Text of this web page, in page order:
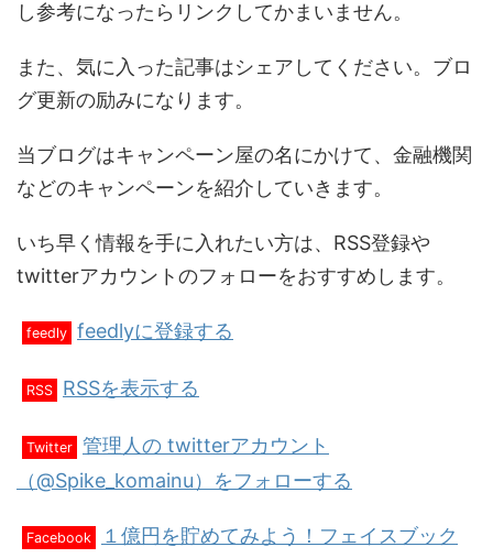
し参考になったらリンクしてかまいません。
また、気に入った記事はシェアしてください。ブロ
グ更新の励みになります。
当ブログはキャンペーン屋の名にかけて、金融機関
などのキャンペーンを紹介していきます。
いち早く情報を手に入れたい方は、RSS登録や
twitterアカウントのフォローをおすすめします。
feedly feedlyに登録する
RSS RSSを表示する
Twitter 管理人の twitterアカウント
（@Spike_komainu）をフォローする
Facebook
１億円を貯めてみよう！フェイスブック